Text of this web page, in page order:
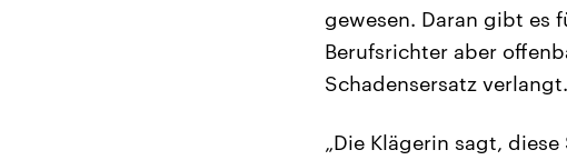
gewesen. Daran gibt es
Berufsrichter aber
Schadensersatz
„Die Klägerin sagt,